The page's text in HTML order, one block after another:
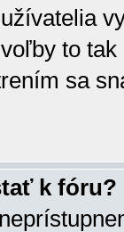
to
sa
k fóru?